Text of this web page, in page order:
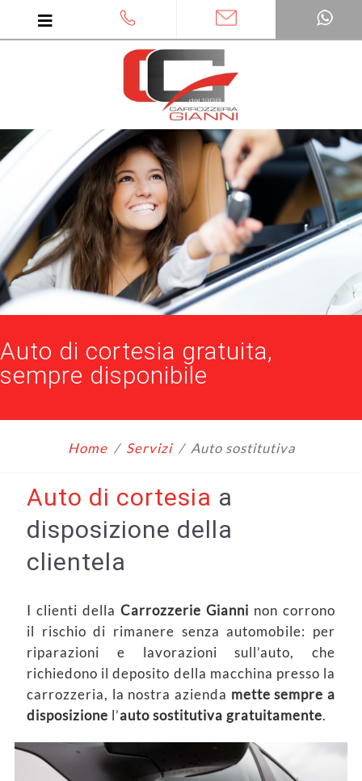
Auto di cortesia gratuita,
sempre disponibile
Home Servizi Auto sostitutiva
Auto di cortesia a
disposizione della
clientela
I clienti della Carrozzerie Gianni non corrono
il rischio di rimanere senza automobile: per
riparazioni e lavorazioni sull’auto, che
richiedono il deposito della macchina presso la
carrozzeria, la nostra azienda mette sempre a
disposizione l’auto sostitutiva gratuitamente.